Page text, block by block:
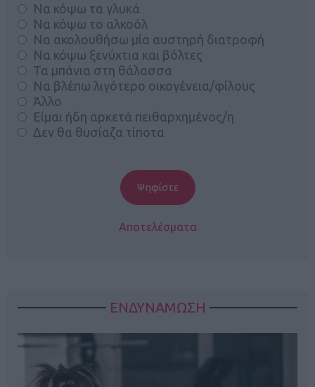
Να κόψω τα γλυκά
Να κόψω το αλκοόλ
Να ακολουθήσω μία αυστηρή διατροφή
Να κόψω ξενύχτια και βόλτες
Τα μπάνια στη θάλασσα
Να βλέπω λιγότερο οικογένεια/φίλους
Άλλο
Είμαι ήδη αρκετά πειθαρχημένος/η
Δεν θα θυσίαζα τίποτα
Αποτελέσματα
ΕΝΔΥΝΑΜΩΣΗ